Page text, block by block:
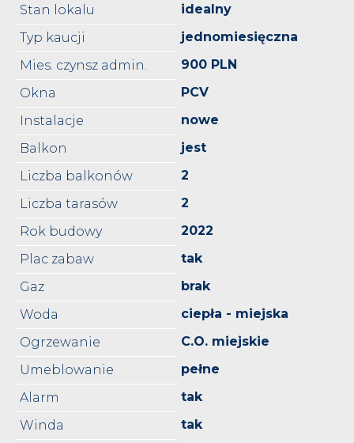
Stan lokalu
idealny
Typ kaucji
jednomiesięczna
Mies. czynsz admin.
900 PLN
Okna
PCV
Instalacje
nowe
Balkon
jest
Liczba balkonów
2
Liczba tarasów
2
Rok budowy
2022
Plac zabaw
tak
Gaz
brak
Woda
ciepła - miejska
Ogrzewanie
C.O. miejskie
Umeblowanie
pełne
Alarm
tak
Winda
tak